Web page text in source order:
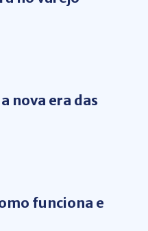
nova era das
funciona e